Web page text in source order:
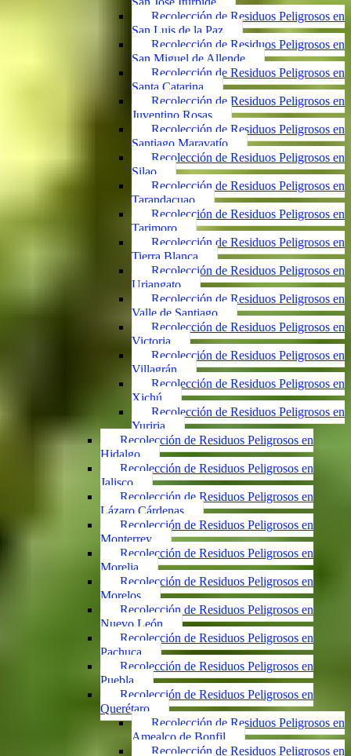
Recolección de Residuos Peligrosos en
San Luis de la Paz
Recolección de Residuos Peligrosos en
San Miguel de Allende
Recolección de Residuos Peligrosos en
Santa Catarina
Recolección de Residuos Peligrosos en
Juventino Rosas
Recolección de Residuos Peligrosos en
Santiago Maravatío
Recolección de Residuos Peligrosos en
Silao
Recolección de Residuos Peligrosos en
Tarandacuao
Recolección de Residuos Peligrosos en
Tarimoro
Recolección de Residuos Peligrosos en
Tierra Blanca
Recolección de Residuos Peligrosos en
Uriangato
Recolección de Residuos Peligrosos en
Valle de Santiago
Recolección de Residuos Peligrosos en
Victoria
Recolección de Residuos Peligrosos en
Villagrán
Recolección de Residuos Peligrosos en
Xichú
Recolección de Residuos Peligrosos en
Yuriria
Recolección de Residuos Peligrosos en
Hidalgo
Recolección de Residuos Peligrosos en
Jalisco
Recolección de Residuos Peligrosos en
Lázaro Cárdenas
Recolección de Residuos Peligrosos en
Monterrey
Recolección de Residuos Peligrosos en
Morelia
Recolección de Residuos Peligrosos en
Morelos
Recolección de Residuos Peligrosos en
Nuevo León
Recolección de Residuos Peligrosos en
Pachuca
Recolección de Residuos Peligrosos en
Puebla
Recolección de Residuos Peligrosos en
Querétaro
Recolección de Residuos Peligrosos en
Amealco de Bonfil
Recolección de Residuos Peligrosos en